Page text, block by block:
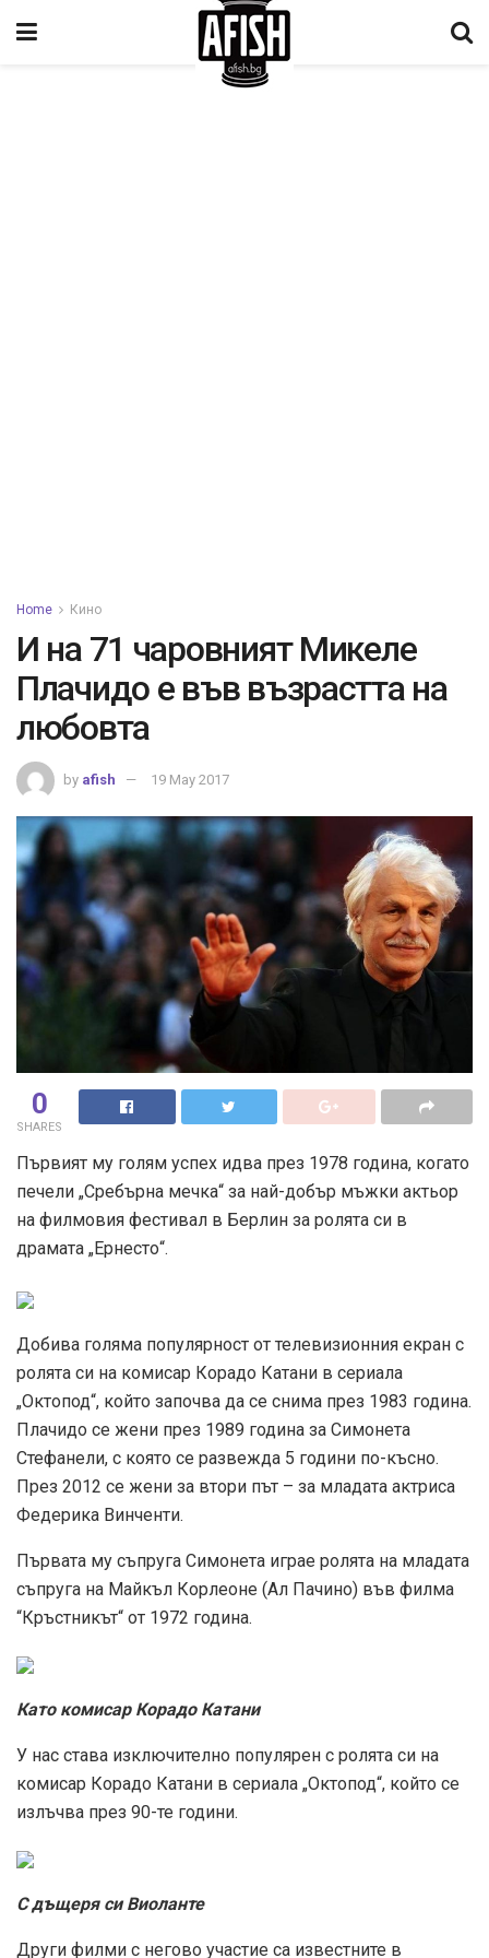
Home Кино
И на 71 чаровният Микеле
Плачидо е във възрастта на
любовта
by afish 19 May 2017
0
SHARES
Първият му голям успех идва през 1978 година, когато
печели „Сребърна мечка“ за най-добър мъжки актьор
на филмовия фестивал в Берлин за ролята си в
драмата „Ернесто“.
Добива голяма популярност от телевизионния екран с
ролята си на комисар Корадо Катани в сериала
„Октопод“, който започва да се снима през 1983 година.
Плачидо се жени през 1989 година за Симонета
Стефанели, с която се развежда 5 години по-късно.
През 2012 се жени за втори път – за младата актриса
Федерика Винченти.
Първата му съпруга Симонета играе ролята на младата
съпруга на Майкъл Корлеоне (Ал Пачино) във филма
“Кръстникът“ от 1972 година.
Като комисар Корадо Катани
У нас става изключително популярен с ролята си на
комисар Корадо Катани в сериала „Октопод“, който се
излъчва през 90-те години.
С дъщеря си Виоланте
Други филми с негово участие са известните в